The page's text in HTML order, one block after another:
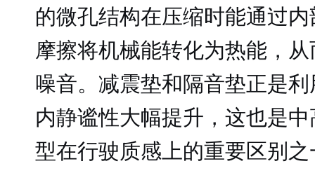
的微孔结构在压缩时能通过
摩擦将机械能转化为热能，
噪音。减震垫和隔音垫正是
内静谧性大幅提升，这也是
型在行驶质感上的重要区别